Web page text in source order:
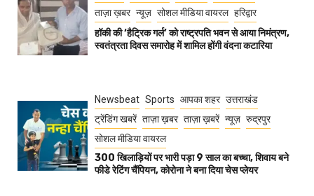
ताज़ा ख़बर न्यूज़ सोशल मीडिया वायरल हरिद्वार
हॉकी की ‘हैट्रिक गर्ल’ को राष्ट्रपति भवन से आया निमंत्रण,
स्वतंत्रता दिवस समारोह में शामिल होंगी वंदना कटारिया
Newsbeat Sports आपका शहर उत्तराखंड
ट्रेंडिंग खबरें ताज़ा ख़बर ताज़ा ख़बरें न्यूज़ रुद्रपुर
सोशल मीडिया वायरल
300 खिलाड़ियों पर भारी पड़ा 9 साल का बच्चा, शिवाय बने
फीडे रेटिंग चैंपियन, कोरोना ने बना दिया चेस प्लेयर